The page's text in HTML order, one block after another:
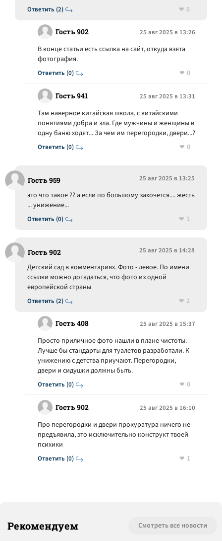
Ответить (2)
6
Гость 902 25 авг 2025 в 13:26
Ответить (0)
В конце статьи есть ссылка на сайт, откуда взята
фотография.
0
Гость 941 25 авг 2025 в 13:31
Ответить (0)
Там наверное китайская школа, с китайскими
понятиями добра и зла. Где мужчины и женщины в
одну баню ходят... За чем им перегородки, двери...?
0
Гость 959 25 авг 2025 в 13:25
Ответить (0)
это что такое ?? а если по большому захочется.... жесть
... унижение...
1
Гость 902 25 авг 2025 в 14:28
Ответить (2)
Детский сад в комментариях. Фото - левое. По имени
ссылки можно догадаться, что фото из одной
европейской страны
2
Гость 408 25 авг 2025 в 15:37
Ответить (0)
Просто приличное фото нашли в плане чистоты.
Лучше бы стандарты для туалетов разработали. К
унижению с детства приучают. Перегородки,
двери и сидушки должны быть.
0
Гость 902 25 авг 2025 в 16:10
Ответить (0)
Про перегородки и двери прокуратура ничего не
предъявила, это исключительно конструкт твоей
психики
1
Рекомендуем Смотреть все новости